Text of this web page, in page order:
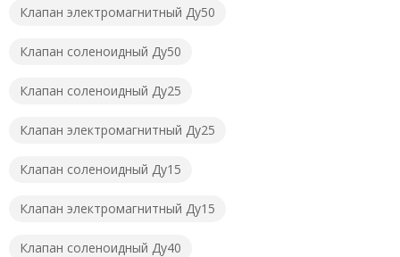
Клапан электромагнитный Ду50
Клапан соленоидный Ду50
Клапан соленоидный Ду25
Клапан электромагнитный Ду25
Клапан соленоидный Ду15
Клапан электромагнитный Ду15
Клапан соленоидный Ду40